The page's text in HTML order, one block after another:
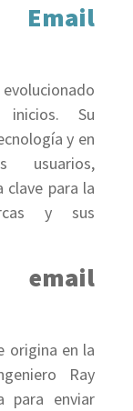
inicios. Su
y en
usuarios,
clave para la
y sus
origina en la
Ray
para enviar